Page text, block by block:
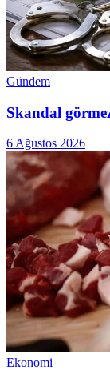
Gündem
Skandal
6 Ağustos 2026
Ekonomi